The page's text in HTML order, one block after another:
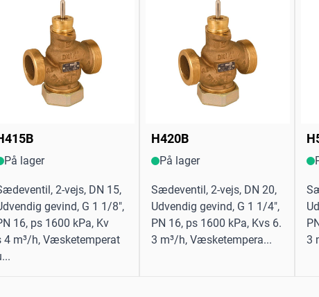
På lager
2-vejs, DN 15,
gevind, G 1 1/8",
16, ps 1600 kPa, Kv
4 m³/h, Væsketemperat
H420B
På lager
Sædeventil, 2-vejs, DN 20,
Udvendig gevind, G 1 1/4",
PN 16, ps 1600 kPa, Kvs 6.
3 m³/h, Væsketempera...
3